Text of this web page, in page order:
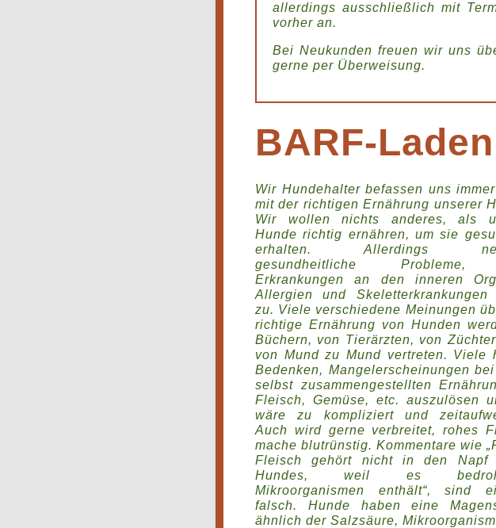
allerdings ausschließlich mit
vorher an.
Bei Neukunden freuen wir uns
gerne per Überweisung.
BARF-
Wir Hundehalter befassen uns
mit der richtigen Ernährung unserer
Wir wollen nichts anderes, als
Hunde richtig ernähren, um sie
erhalten. Allerdings
gesundheitliche
Erkrankungen an den inneren
Allergien und Skeletterkrankungen
zu. Viele verschiedene Meinungen
richtige Ernährung von Hunden
Büchern, von Tierärzten, von
von Mund zu Mund vertreten. Viele
Bedenken, Mangelerscheinungen
selbst zusammengestellten
Fleisch, Gemüse, etc. auszulösen
wäre zu kompliziert und
Auch wird gerne verbreitet, rohes
mache blutrünstig. Kommentare wie
Fleisch gehört nicht in den Napf
Hundes, weil es
Mikroorganismen enthält“, sind
falsch. Hunde haben eine
ähnlich der Salzsäure,